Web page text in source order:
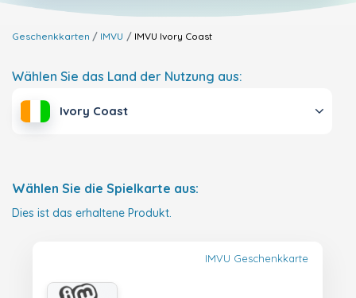
Geschenkkarten IMVU IMVU Ivory Coast
Wählen Sie das Land der Nutzung aus:
Ivory Coast
Wählen Sie die Spielkarte aus:
Dies ist das erhaltene Produkt.
IMVU Geschenkkarte